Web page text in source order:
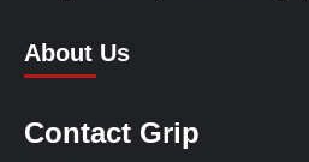
About Us
Contact Grip